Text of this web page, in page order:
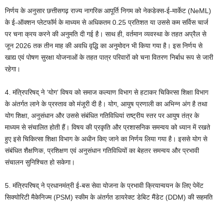
निर्णय के अनुसार छत्तीसगढ़ राज्य नागरिक आपूर्ति निगम को नेकडेक्स-ई-मार्केट (NeML)
के ई-ऑक्शन प्लेटफॉर्म के माध्यम से अधिकतम 0.25 प्रतिशत या उससे कम सर्विस चार्ज
पर चना क्रय करने की अनुमति दी गई है। साथ ही, वर्तमान व्यवस्था के तहत अप्रैल से
जून 2026 तक तीन माह की अवधि वृद्धि का अनुमोदन भी किया गया है। इस निर्णय से
खाद्य एवं पोषण सुरक्षा योजनाओं के तहत पात्र परिवारों को चना वितरण निर्बाध रूप से जारी
रहेगा।
4. मंत्रिपरिषद् ने ‘योग’ विषय को समाज कल्याण विभाग से हटाकर चिकित्सा शिक्षा विभाग
के अंतर्गत लाने के प्रस्ताव को मंजूरी दी है। योग, आयुष प्रणाली का अभिन्न अंग है तथा
योग शिक्षा, अनुसंधान और उससे संबंधित गतिविधियां राष्ट्रीय स्तर पर आयुष तंत्र के
माध्यम से संचालित होती हैं। विषय की प्रकृति और प्रशासनिक समन्वय को ध्यान में रखते
हुए इसे चिकित्सा शिक्षा विभाग के अधीन किए जाने का निर्णय लिया गया है। इससे योग से
संबंधित शैक्षणिक, प्रशिक्षण एवं अनुसंधान गतिविधियों का बेहतर समन्वय और प्रभावी
संचालन सुनिश्चित हो सकेगा।
5. मंत्रिपरिषद् ने प्रधानमंत्री ई-बस सेवा योजना के प्रभावी क्रियान्वयन के लिए पेमेंट
सिक्योरिटी मैकेनिज्म (PSM) स्कीम के अंतर्गत डायरेक्ट डेबिट मैंडेट (DDM) की सहमति